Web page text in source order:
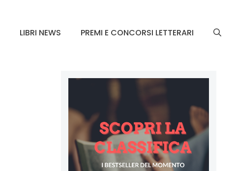
LIBRI NEWS PREMI E CONCORSI LETTERARI